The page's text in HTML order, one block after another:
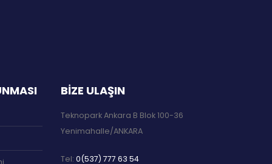
BIZE ULAŞIN
Teknopark Ankara B Blok 100-36
Yenimahalle/ANKARA
Tel: 0(537) 777 63 54